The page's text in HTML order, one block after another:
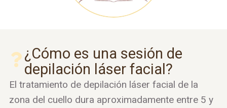
¿Cómo es una sesión de
depilación láser facial?
El tratamiento de depilación láser facial de la
zona del cuello dura aproximadamente entre 5 y